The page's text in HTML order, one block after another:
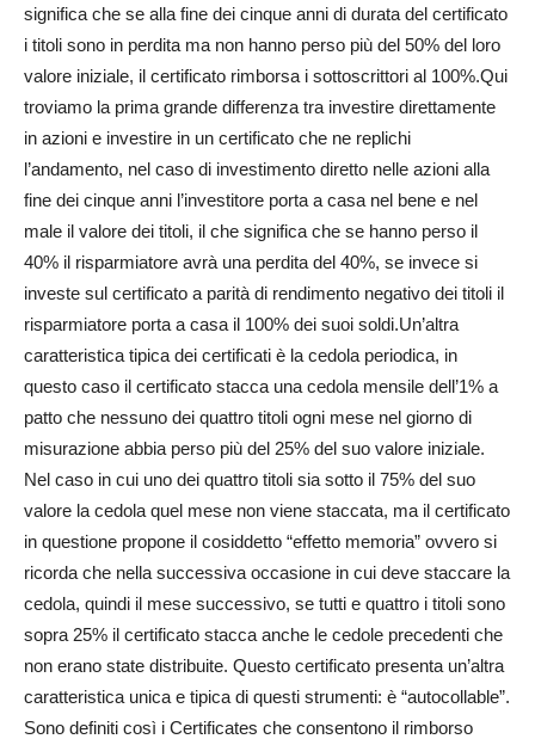
significa che se alla fine dei cinque anni di durata del certificato
i titoli sono in perdita ma non hanno perso più del 50% del loro
valore iniziale, il certificato rimborsa i sottoscrittori al 100%.Qui
troviamo la prima grande differenza tra investire direttamente
in azioni e investire in un certificato che ne replichi
l’andamento, nel caso di investimento diretto nelle azioni alla
fine dei cinque anni l’investitore porta a casa nel bene e nel
male il valore dei titoli, il che significa che se hanno perso il
40% il risparmiatore avrà una perdita del 40%, se invece si
investe sul certificato a parità di rendimento negativo dei titoli il
risparmiatore porta a casa il 100% dei suoi soldi.Un’altra
caratteristica tipica dei certificati è la cedola periodica, in
questo caso il certificato stacca una cedola mensile dell’1% a
patto che nessuno dei quattro titoli ogni mese nel giorno di
misurazione abbia perso più del 25% del suo valore iniziale.
Nel caso in cui uno dei quattro titoli sia sotto il 75% del suo
valore la cedola quel mese non viene staccata, ma il certificato
in questione propone il cosiddetto “effetto memoria” ovvero si
ricorda che nella successiva occasione in cui deve staccare la
cedola, quindi il mese successivo, se tutti e quattro i titoli sono
sopra 25% il certificato stacca anche le cedole precedenti che
non erano state distribuite. Questo certificato presenta un’altra
caratteristica unica e tipica di questi strumenti: è “autocollable”.
Sono definiti così i Certificates che consentono il rimborso